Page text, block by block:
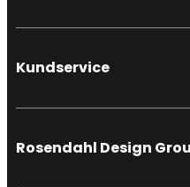
Kundservice
Rosendahl Design